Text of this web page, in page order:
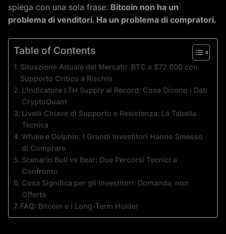
spiega con una sola frase: Bitcoin non ha un
problema di venditori. Ha un problema di compratori.
Table of Contents
Situazione Attuale del Mercato: BTC a $72.600 con
Supporto Critico a Rischio
L’Indicatore LTH Supply al Record: Cosa Dicono i Dati
CryptoQuant
Livelli Chiave di Supporto e Resistenza: La Tabella
Tecnica
Whale e Dolphin: I Grandi Investitori Hanno Smesso
di Comprare
Scenario Bull vs Bear: Due Percorsi Tecnici a
Confronto
Cosa Significa per gli Investitori: Domanda, non
Offerta
FAQ: Bitcoin e i Long-Term Holder